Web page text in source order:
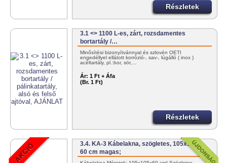
Részletek
3.1 <> 1100 L-es, zárt, rozsdamentes
bortartály /…
Minősítési bizonyítvánnyal és szlovén OÉTI
engedéllyel ellátott korrózió-, sav-, lúgálló ( inox )
acéltartály, pl.:bor, sör,…
Ár: 1 Ft + Áfa
(Br. 1 Ft)
Részletek
3.4. KA-3 Kábelakna, szögletes, 105x105x
60 cm magas;